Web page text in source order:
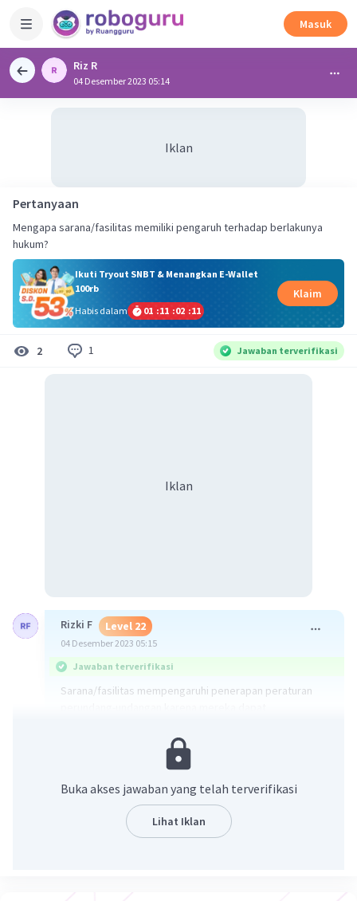
Masuk
Riz R
04 Desember 2023 05:14
Iklan
Pertanyaan
Mengapa sarana/fasilitas memiliki pengaruh terhadap berlakunya
hukum?
Ikuti Tryout SNBT & Menangkan E-Wallet
100rb
Habis dalam
01 :11 :02 :11
Klaim
2 1 Jawaban terverifikasi
Iklan
Rizki F Level 22
04 Desember 2023 05:15
Jawaban terverifikasi
Sarana/fasilitas mempengaruhi penerapan peraturan
implementasi keputusan hukum.
Buka akses jawaban yang telah terverifikasi
Lihat Iklan